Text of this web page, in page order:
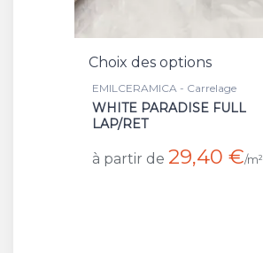
Choix des options
EMILCERAMICA - Carrelage
WHITE PARADISE FULL
LAP/RET
à partir de 29,40 €/m²